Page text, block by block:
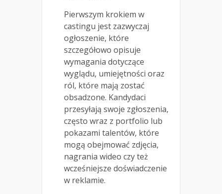
Pierwszym krokiem w
castingu jest zazwyczaj
ogłoszenie, które
szczegółowo opisuje
wymagania dotyczące
wyglądu, umiejętności oraz
ról, które mają zostać
obsadzone. Kandydaci
przesyłają swoje zgłoszenia,
często wraz z portfolio lub
pokazami talentów, które
mogą obejmować zdjęcia,
nagrania wideo czy też
wcześniejsze doświadczenie
w reklamie.